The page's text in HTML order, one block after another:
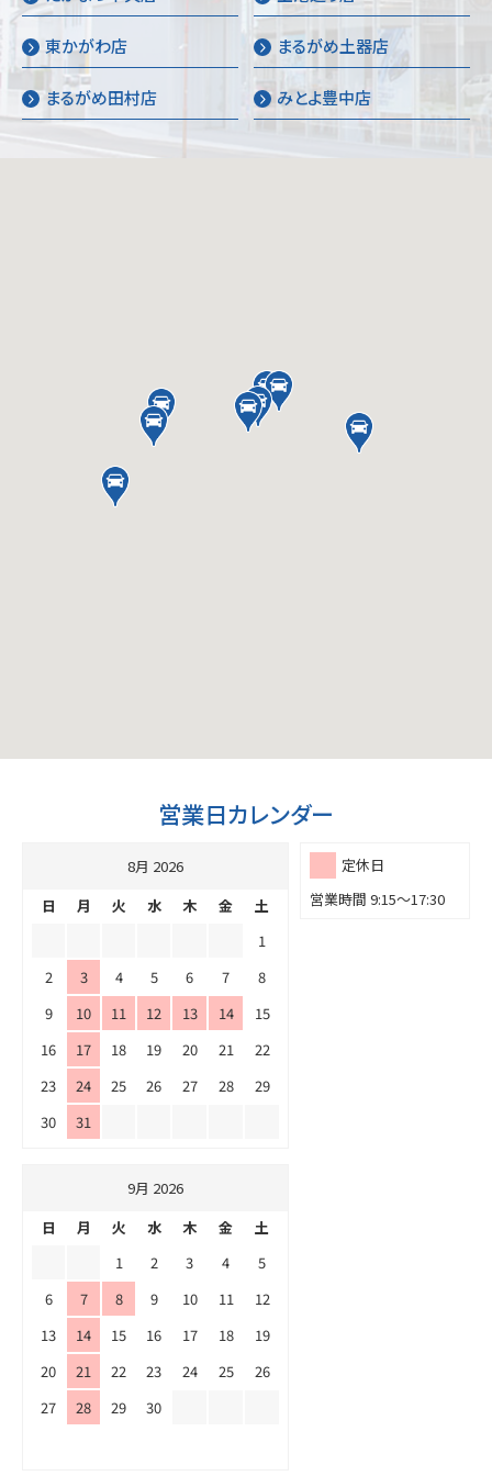
東かがわ店 まるがめ土器店
まるがめ田村店 みとよ豊中店
営業日カレンダー
定休日
営業時間 9:15～17:30
8月 2026
日
月 火 水 木 金
土
1
2
3 4 5 6 7
8
9
10 11 12 13 14
15
16
17 18 19 20 21
22
23
24 25 26 27 28
29
30
31
9月 2026
日
月 火 水 木 金
土
1
2 3 4
5
6
7 8 9 10 11
12
13
14 15 16 17 18
19
20
21 22 23 24 25
26
27
28 29 30